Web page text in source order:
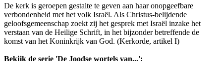
De kerk is geroepen gestalte te geven aan haar onopgeefbare
verbondenheid met het volk Israël. Als Christus-belijdende
geloofsgemeenschap zoekt zij het gesprek met Israël inzake het
verstaan van de Heilige Schrift, in het bijzonder betreffende de
komst van het Koninkrijk van God. (Kerkorde, artikel I)
Bekijk de serie 'De Joodse wortels van...':